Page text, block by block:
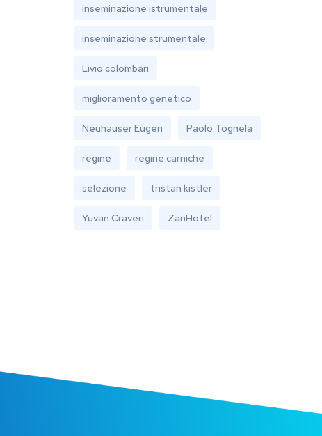
inseminazione istrumentale
inseminazione strumentale
Livio colombari
miglioramento genetico
Neuhauser Eugen Paolo Tognela
regine regine carniche
selezione tristan kistler
Yuvan Craveri ZanHotel